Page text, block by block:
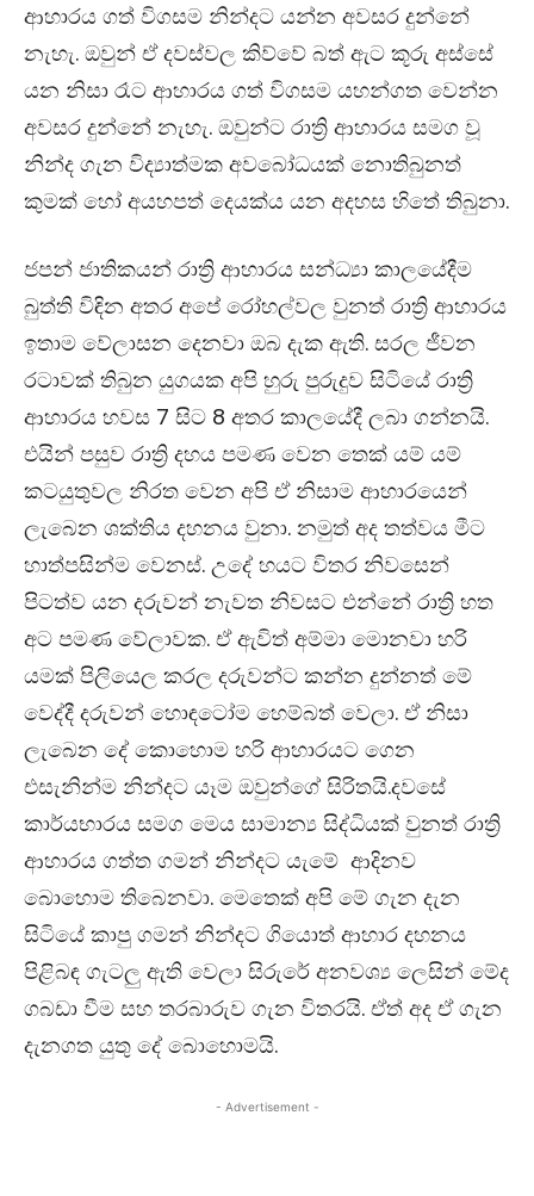
ආහාරය ගත් විගසම නින්දට යන්න අවසර දුන්නේ
නැහැ. ඔවුන් ඒ දවස්වල කිව්වේ බත් ඇට කූරු අස්සේ
යන නිසා රෑට ආහාරය ගත් විගසම යහන්ගත වෙන්න
අවසර දුන්නේ නැහැ. ඔවුන්ට රාත්‍රි ආහාරය සමග වූ
නින්ද ගැන විද්‍යාත්මක අවබෝධයක් නොතිබුනත්
කුමක් හෝ අයහපත් දෙයක්ය යන අදහස හිතේ තිබුනා.
ජපන් ජාතිකයන් රාත්‍රි ආහාරය සන්ධ්‍යා කාලයේදීම
බුත්ති විඳින අතර අපේ රෝහල්වල වුනත් රාත්‍රි ආහාරය
ඉතාම වේලාසන දෙනවා ඔබ දැක ඇති. සරල ජීවන
රටාවක් තිබුන යුගයක අපි හුරු පුරුදුව සිටියේ රාත්‍රි
ආහාරය හවස 7 සිට 8 අතර කාලයේදී ලබා ගන්නයි.
එයින් පසුව රාත්‍රි දහය පමණ වෙන තෙක් යම් යම්
කටයුතුවල නිරත වෙන අපි ඒ නිසාම ආහාරයෙන්
ලැබෙන ශක්තිය දහනය වුනා. නමුත් අද තත්වය මීට
හාත්පසින්ම වෙනස්. උදේ හයට විතර නිවසෙන්
පිටත්ව යන දරුවන් නැවත නිවසට එන්නේ රාත්‍රි හත
අට පමණ වේලාවක. ඒ ඇවිත් අම්මා මොනවා හරි
යමක් පිලියෙල කරල දරුවන්ට කන්න දුන්නත් මේ
වෙද්දී දරුවන් හොඳටෝම හෙම්බත් වෙලා. ඒ නිසා
ලැබෙන දේ කොහොම හරි ආහාරයට ගෙන
එසැනින්ම නින්දට යෑම ඔවුන්ගේ සිරිතයි.දවසේ
කාර්යභාරය සමග මෙය සාමාන්‍ය සිද්ධියක් වුනත් රාත්‍රි
ආහාරය ගත්ත ගමන් නින්දට යැමේ ආදිනව
බොහොම තිබෙනවා. මෙතෙක් අපි මේ ගැන දැන
සිටියේ කාපු ගමන් නින්දට ගියොත් ආහාර දහනය
පිළිබඳ ගැටලු ඇති වෙලා සිරුරේ අනවශ්‍ය ලෙසින් මේද
ගබඩා වීම සහ තරබාරුව ගැන විතරයි. ඒත් අද ඒ ගැන
දැනගත යුතු දේ බොහොමයි.
- Advertisement -